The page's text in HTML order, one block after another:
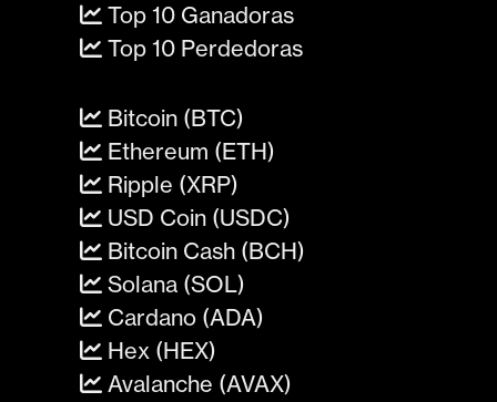
Top 10 Ganadoras
Top 10 Perdedoras
Bitcoin (BTC)
Ethereum (ETH)
Ripple (XRP)
USD Coin (USDC)
Bitcoin Cash (BCH)
Solana (SOL)
Cardano (ADA)
Hex (HEX)
Avalanche (AVAX)